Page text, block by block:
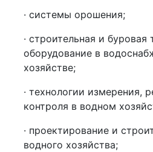
· системы орошения;
· строительная и буровая
оборудование в
хозяйстве;
· технологии измерения,
контроля в водном
· проектирование и
водного хозяйства;